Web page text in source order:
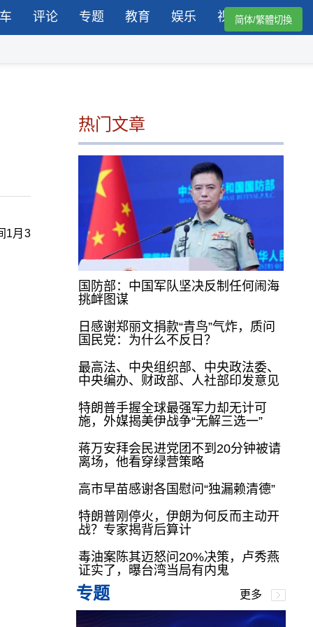
评论 专题 教育 娱乐 视频简体/繁體切換
1月3
热门文章
国防部：中国军队坚决反制任何闹海
挑衅图谋
日感谢郑丽文捐款“青鸟”气炸，质问
国民党：为什么不反日？
最高法、中央组织部、中央政法委、
中央编办、财政部、人社部印发意见
特朗普手握全球最强军力却无计可
施，外媒揭美伊战争“无解三选一”
蒋万安拜会民进党团不到20分钟被请
离场，他看穿绿营策略
高市早苗感谢各国慰问“独漏赖清德”
特朗普刚停火，伊朗为何反而主动开
战？专家揭背后算计
毒油案陈其迈怒问20%决策，卢秀燕
证实了，曝台湾当局有内鬼
专题 更多